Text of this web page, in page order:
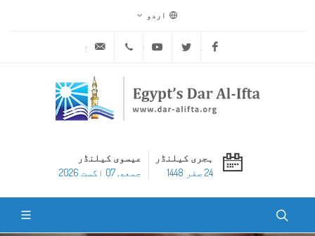
اردو
Facebook
Twitter
Youtube
ہجری کیلنڈر
24 صفر 1448
عیسوی کیلنڈر
جمعه, 07 اگست 2026